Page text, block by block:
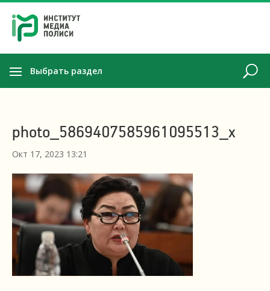
Выбрать раздел
photo_5869407585961095513_x
Окт 17, 2023 13:21